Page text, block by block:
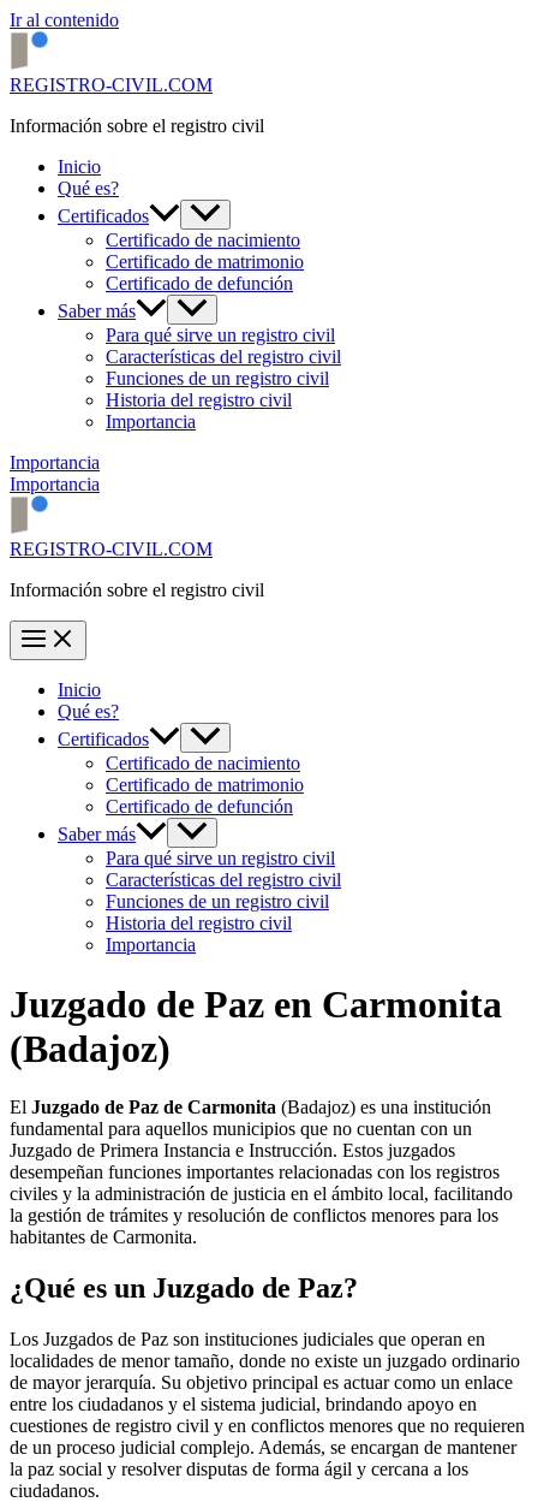
Ir al contenido
REGISTRO-CIVIL.COM
Información sobre el registro civil
Inicio
Qué es?
Certificados
Certificado de nacimiento
Certificado de matrimonio
Certificado de defunción
Saber más
Para qué sirve un registro civil
Características del registro civil
Funciones de un registro civil
Historia del registro civil
Importancia
Importancia
Importancia
REGISTRO-CIVIL.COM
Información sobre el registro civil
Inicio
Qué es?
Certificados
Certificado de nacimiento
Certificado de matrimonio
Certificado de defunción
Saber más
Para qué sirve un registro civil
Características del registro civil
Funciones de un registro civil
Historia del registro civil
Importancia
Juzgado de Paz en Carmonita
(Badajoz)
El Juzgado de Paz de Carmonita (Badajoz) es una institución
fundamental para aquellos municipios que no cuentan con un
Juzgado de Primera Instancia e Instrucción. Estos juzgados
desempeñan funciones importantes relacionadas con los registros
civiles y la administración de justicia en el ámbito local, facilitando
la gestión de trámites y resolución de conflictos menores para los
habitantes de Carmonita.
¿Qué es un Juzgado de Paz?
Los Juzgados de Paz son instituciones judiciales que operan en
localidades de menor tamaño, donde no existe un juzgado ordinario
de mayor jerarquía. Su objetivo principal es actuar como un enlace
entre los ciudadanos y el sistema judicial, brindando apoyo en
cuestiones de registro civil y en conflictos menores que no requieren
de un proceso judicial complejo. Además, se encargan de mantener
la paz social y resolver disputas de forma ágil y cercana a los
ciudadanos.